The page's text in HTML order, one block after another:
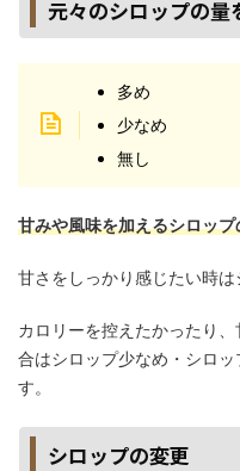
元々のシロップの量
多め
少なめ
無し
甘みや風味を加えるシロッ
甘さをしっかり感じたい時は
カロリーを控えたかったり
合はシロップ少なめ・シロ
す。
シロップの変更